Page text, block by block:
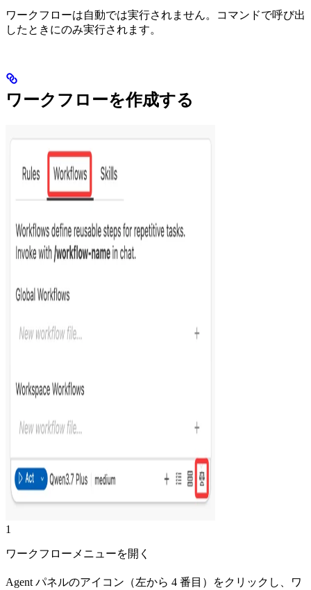
ワークフローは自動では実行されません。コマンドで呼び出
したときにのみ実行されます。
ワークフローを作成する
1
ワークフローメニューを開く
Agent パネルのアイコン（左から 4 番目）をクリックし、ワ